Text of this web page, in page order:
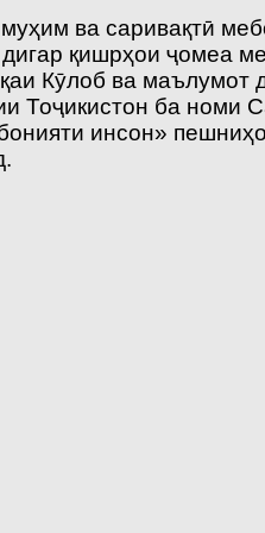
ва саривақтӣ
қишрҳои ҷомеа
Кӯлоб ва маълумот
Тоҷикистон ба номи
инсон»